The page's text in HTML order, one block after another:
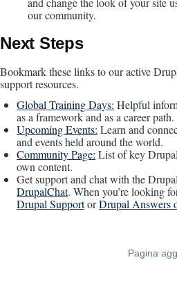
our community.
Next Steps
Bookmark these links to our active
support resources.
Global Training Days: Helpful
as a framework and as a career
Upcoming Events: Learn and
and events held around the world.
Community Page: List of key
own content.
Get support and chat with the
DrupalChat. When you’re looking
Drupal SupportorDrupal Answers
Pagina